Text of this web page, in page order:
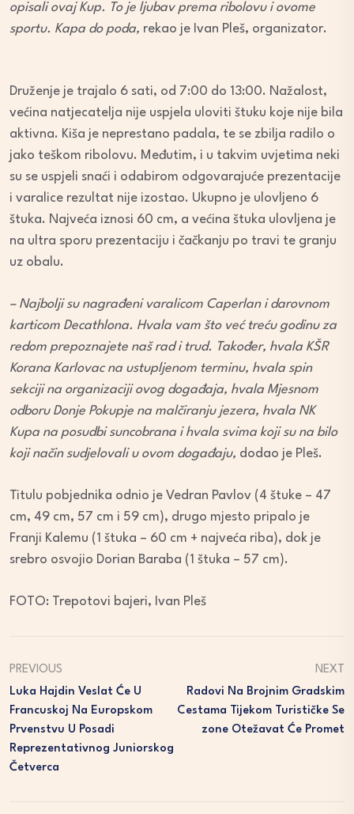
opisali ovaj Kup. To je ljubav prema ribolovu i ovome
sportu. Kapa do poda, rekao je Ivan Pleš, organizator.
Druženje je trajalo 6 sati, od 7:00 do 13:00. Nažalost,
većina natjecatelja nije uspjela uloviti štuku koje nije bila
aktivna. Kiša je neprestano padala, te se zbilja radilo o
jako teškom ribolovu. Međutim, i u takvim uvjetima neki
su se uspjeli snaći i odabirom odgovarajuće prezentacije
i varalice rezultat nije izostao. Ukupno je ulovljeno 6
štuka. Najveća iznosi 60 cm, a većina štuka ulovljena je
na ultra sporu prezentaciju i čačkanju po travi te granju
uz obalu.
– Najbolji su nagrađeni varalicom Caperlan i darovnom
karticom Decathlona. Hvala vam što već treću godinu za
redom prepoznajete naš rad i trud. Također, hvala KŠR
Korana Karlovac na ustupljenom terminu, hvala spin
sekciji na organizaciji ovog događaja, hvala Mjesnom
odboru Donje Pokupje na malčiranju jezera, hvala NK
Kupa na posudbi suncobrana i hvala svima koji su na bilo
koji način sudjelovali u ovom događaju, dodao je Pleš.
Titulu pobjednika odnio je Vedran Pavlov (4 štuke – 47
cm, 49 cm, 57 cm i 59 cm), drugo mjesto pripalo je
Franji Kalemu (1 štuka – 60 cm + najveća riba), dok je
srebro osvojio Dorian Baraba (1 štuka – 57 cm).
FOTO: Trepotovi bajeri, Ivan Pleš
PREVIOUS
Luka Hajdin Veslat Će U
Francuskoj Na Europskom
Prvenstvu U Posadi
Reprezentativnog Juniorskog
Četverca
NEXT
Radovi Na Brojnim Gradskim
Cestama Tijekom Turističke Se
Zone Otežavat Će Promet